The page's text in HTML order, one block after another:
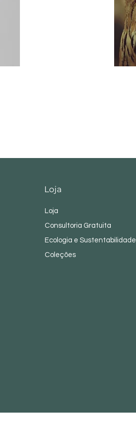
Loja
Consultoria Gratuita
Ecologia e Sustentabilidade
Coleções
Loja